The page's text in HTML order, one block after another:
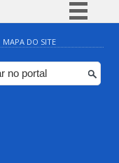
Simplifique!
Comunica BR
Participe
MAPA DO SITE